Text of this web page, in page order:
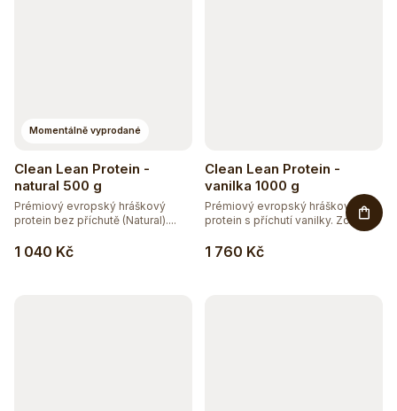
Momentálně vyprodané
Clean Lean Protein -
natural 500 g
1 040 Kč
Prémiový evropský hráškový
protein bez příchutě (Natural)....
Clean Lean Protein -
vanilka 1000 g
1 760 Kč
Prémiový evropský hráškový
protein s příchutí vanilky. Zcela...